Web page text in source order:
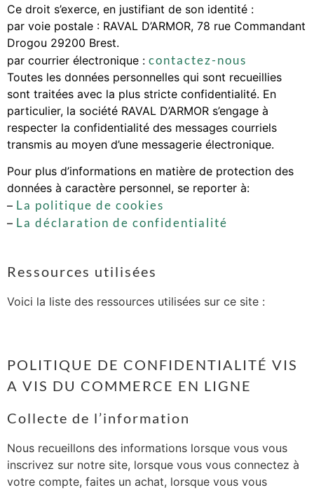
Ce droit s’exerce, en justifiant de son identité :
par voie postale : RAVAL D’ARMOR, 78 rue Commandant
Drogou 29200 Brest.
par courrier électronique : contactez-nous
Toutes les données personnelles qui sont recueillies
sont traitées avec la plus stricte confidentialité. En
particulier, la société RAVAL D’ARMOR s’engage à
respecter la confidentialité des messages courriels
transmis au moyen d’une messagerie électronique.
Pour plus d’informations en matière de protection des
données à caractère personnel, se reporter à:
– La politique de cookies
– La déclaration de confidentialité
Ressources utilisées
Voici la liste des ressources utilisées sur ce site :
POLITIQUE DE CONFIDENTIALITÉ VIS
A VIS DU COMMERCE EN LIGNE
Collecte de l’information
Nous recueillons des informations lorsque vous vous
inscrivez sur notre site, lorsque vous vous connectez à
votre compte, faites un achat, lorsque vous vous